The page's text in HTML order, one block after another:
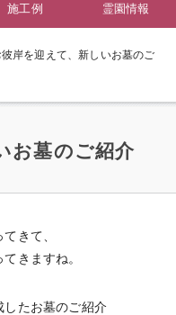
施工例 霊園情報
彼岸を迎えて、新しいお墓のご
お墓のご紹介
きて、
きますね。
したお墓のご紹介